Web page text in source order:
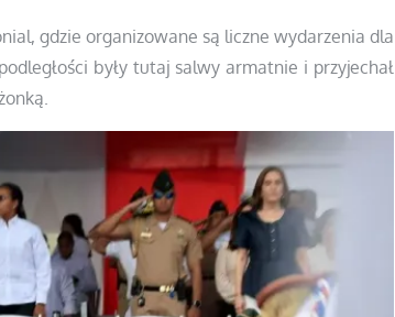
gdzie organizowane są liczne wydarzenia dla
były tutaj salwy armatnie i przyjechał